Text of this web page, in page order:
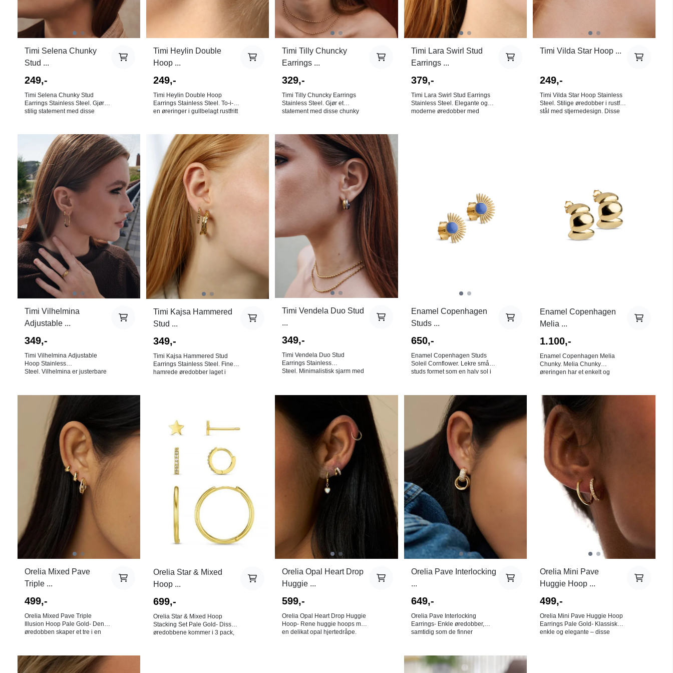
Timi Selena Chunky
Stud ...
249,-
Timi Selena Chunky Stud
Earrings Stainless Steel. Gjør et
stilig statement med disse
øredobbene tilfører et moderne
utseende, er vannavstøtende,
og oksiderer ikke for holdbar
bruk. Mål: H18,5 x B14,5 mm
Den nye rustfrie
stålkolleksjonen tilbyr en rekke
vanntette smykker. Disse kan
du dusje, svømme og trene
med uten at de vil irre. Farge:
Gull. 18K gullbelagt rustfritt stål.
Bly-, nikkel- og kadmiumfri.
NB! Av hygieniske årsaker er
det ingen bytterett på
øredobber!
Timi Heylin Double
Hoop ...
249,-
Timi Heylin Double Hoop
Earrings Stainless Steel. To-i-
en øreringer i gullbelagt rustfritt
Størrelse: 13,5 x 9,5mm Den
nye rustfrie stålkolleksjonen
tilbyr en rekke vanntette
smykker. Disse kan du dusje,
svømme og trene med uten at
de vil irre. Farge: Gull. 18K
gullbelagt rustfritt stål. Bly-,
nikkel- og kadmiumfri. NB! Av
hygieniske årsaker er det ingen
bytterett på øredobber!
Timi Tilly Chuncky
Earrings ...
329,-
Timi Tilly Chuncky Earrings
Stainless Steel. Gjør et
statement med disse chunky
øredobbene i gull
vannavstøtende og
motstandsdyktige mot
misfarging, perfekte for et
moderne, edgy
utseende.Belagt med 18k gull
for den luksuriøse følelsen. Mål:
stålkolleksjonen tilbyr en rekke
vanntette smykker. Disse kan
du dusje, svømme og trene
med uten at de vil irre. Farge:
Gull. 18K gullbelagt rustfritt stål.
Bly-, nikkel- og kadmiumfri.
NB! Av hygieniske årsaker er
det ingen bytterett på
øredobber!
Timi Lara Swirl Stud
Earrings ...
379,-
Timi Lara Swirl Stud Earrings
Stainless Steel. Elegante og
moderne øredobber med
årsaker er det ingen bytterett på
øredobber!
Timi Vilda Star Hoop ...
249,-
Timi Vilda Star Hoop Stainless
Steel. Stilige øredobber i rustfritt
stål med stjernedesign. Disse
vanntette smykker. Disse kan
du dusje, svømme og trene
med uten at de vil irre. Farge:
Bly-, nikkel- og kadmiumfri.
NB! Av hygieniske årsaker er
det ingen bytterett på
Timi Vilhelmina
Adjustable ...
349,-
Timi Vilhelmina Adjustable
Hoop Stainless
Steel. Vilhelmina er justerbare
minimalistiske øredobbene
kombinerer moderne design
med funksjonalitet, og passer
perfekt til både hverdagsbruk
og spesielle anledninger. Mål:
29 x 22 mm. Den nye rustfrie
stålkolleksjonen tilbyr en rekke
vanntette smykker. Disse kan
du dusje, svømme og trene
med uten at de vil irre. Farge:
Bly-, nikkel- og kadmiumfri.
NB! Av hygieniske årsaker er
det ingen bytterett på
øredobber!
Timi Kajsa Hammered
Stud ...
349,-
Timi Kajsa Hammered Stud
Earrings Stainless Steel. Fine
hamrede øredobber laget i
stålkolleksjonen tilbyr en rekke
vanntette smykker. Disse kan
du dusje, svømme og trene
Bly-, nikkel- og kadmiumfri.
NB! Av hygieniske årsaker er
det ingen bytterett på
Timi Vendela Duo Stud
...
349,-
Timi Vendela Duo Stud
Earrings Stainless
Steel. Minimalistisk sjarm med
gull, er disse øredobbene i
motstandsdyktige mot
misfarging for allsidig bruk.
Størrelse: Diameter: 15 mm
Bredde: 8 mm. Den nye rustfrie
stålkolleksjonen tilbyr en rekke
vanntette smykker. Disse kan
du dusje, svømme og trene
med uten at de vil irre. Farge:
årsaker er det ingen bytterett på
Enamel Copenhagen
Studs ...
650,-
Enamel Copenhagen Studs
Soleil Cornflower. Lekre små
studs formet som en halv sol i
klar og levende tone som
utstråler eleganse. Nyansen
ligner en sommerhimmel ved
middagstid og har et rent,
optimistisk uttrykk som vekker
oppmerksomhet uten å være
tung. Fine alene, men kan også
kombineres med andre
favoritter om du har flere hull i
ørene. 11 x 7,5mm. Farge: Blå.
Materiale: 18K gullbelagt
sterlingsølv. NB! Av hygieniske
årsaker er det ingen bytterett på
øredobber!
Enamel Copenhagen
Melia ...
1.100,-
Enamel Copenhagen Melia
Chunky. Melia Chunky
øreringen har et enkelt og
harmonisk sammensetning.
Uttrykket er minimalistisk, men
likevel karakteristisk. Størrelsen
gjør den lett og behagelig å ha
på, samtidig som den legger til
en raffinert touch. En tidløs
ørering som kombinerer
enkelhet og eleganse i ett
design. 15 x 11,5 mm. Farge:
Gull. Materiale: 18K gullbelagt
sterlingsølv. NB! Av hygieniske
årsaker er det ingen bytterett på
øredobber!
Orelia Mixed Pave
Triple ...
499,-
Orelia Mixed Pave Triple
Illusion Hoop Pale Gold- Denne
øredobben skaper et tre i en
pavé-steiner gir disse
øredobbene flerdimensjonal
På lager i
Gull
Orelia Star & Mixed
Hoop ...
699,-
Orelia Star & Mixed Hoop
Stacking Set Pale Gold- Disse
øredobbene kommer i 3 pack,
På lager i
Gull
Orelia Opal Heart Drop
Huggie ...
599,-
Orelia Opal Heart Drop Huggie
Hoop- Rene huggie hoops med
en delikat opal hjertedråpe.
På lager i
Gull
Orelia Pave Interlocking
...
649,-
Orelia Pave Interlocking
Earrings- Enkle øredobber,
samtidig som de finner
sammenflettede ringer med
glitrende pavé-stener for en
Orelia Mini Pave
Huggie Hoop ...
499,-
Orelia Mini Pave Huggie Hoop
Earrings Pale Gold- Klassiske,
enkle og elegante – disse
Rosa
Gull
Gull
På lager i
Gul
Burgunder
På lager i På lager i